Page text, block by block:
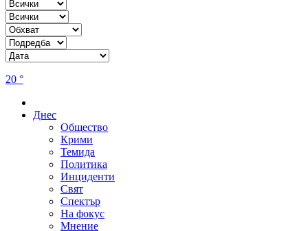
20 °
Днес
Общество
Крими
Темида
Политика
Инциденти
Свят
Спектър
На фокус
Мнение